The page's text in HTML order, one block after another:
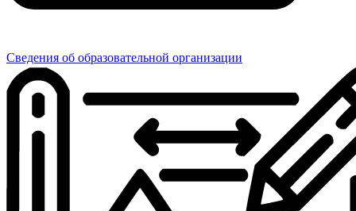
Сведения об образовательной организации